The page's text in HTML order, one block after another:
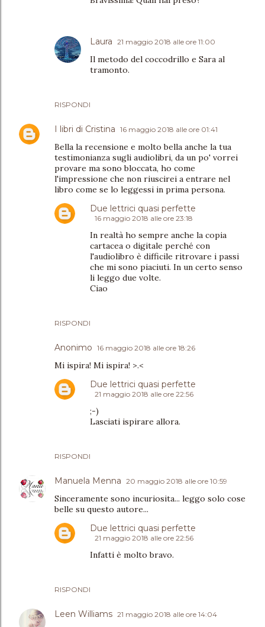
RISPONDI
Laura 21 maggio 2018 alle ore 11:00
Il metodo del coccodrillo e Sara al
tramonto.
I libri di Cristina 16 maggio 2018 alle ore 01:41
Bella la recensione e molto bella anche la tua
testimonianza sugli audiolibri, da un po' vorrei
provare ma sono bloccata, ho come
l'impressione che non riuscirei a entrare nel
libro come se lo leggessi in prima persona.
RISPONDI
Due lettrici quasi perfette
16 maggio 2018 alle ore 23:18
In realtà ho sempre anche la copia
cartacea o digitale perché con
l'audiolibro è difficile ritrovare i passi
che mi sono piaciuti. In un certo senso
li leggo due volte.
Ciao
Anonimo 16 maggio 2018 alle ore 18:26
Mi ispira! Mi ispira! >.<
RISPONDI
Due lettrici quasi perfette
21 maggio 2018 alle ore 22:56
;-)
Lasciati ispirare allora.
Manuela Menna 20 maggio 2018 alle ore 10:59
Sinceramente sono incuriosita... leggo solo cose
belle su questo autore...
RISPONDI
Due lettrici quasi perfette
21 maggio 2018 alle ore 22:56
Infatti è molto bravo.
Leen Williams 21 maggio 2018 alle ore 14:04